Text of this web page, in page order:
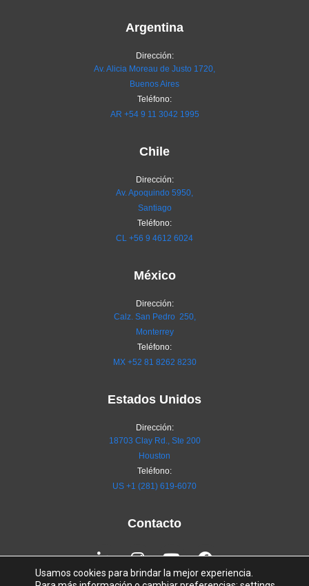
Argentina
Dirección:
Av. Alicia Moreau de Justo 1720,
Buenos Aires
Teléfono:
AR +54 9 11 3042 1995
Chile
Dirección:
Av. Apoquindo 5950,
Santiago
Teléfono:
CL +56 9 4612 6024
México
Dirección:
Calz. San Pedro 250,
Monterrey
Teléfono:
MX +52 81 8262 8230
Estados Unidos
Dirección:
18703 Clay Rd., Ste 200
Houston
Teléfono:
US +1 (281) 619-6070
Contacto
Linkedin-
Instagram
YoutubeFacebook
Usamos cookies para brindar la mejor experiencia.